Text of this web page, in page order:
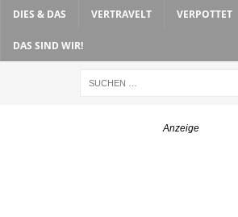
DIES & DAS VERTRAVELT VERPOTTET
DAS SIND WIR!